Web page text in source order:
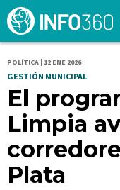
POLÍTICA | 12 ENE 2026
GESTIÓN MUNICIPAL
El
Limpia
Plata